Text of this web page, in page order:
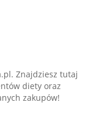
Znajdziesz tutaj
diety oraz
zakupów!